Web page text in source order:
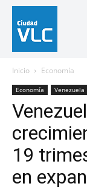
Inicio Economía
Economía Venezuela
19
en